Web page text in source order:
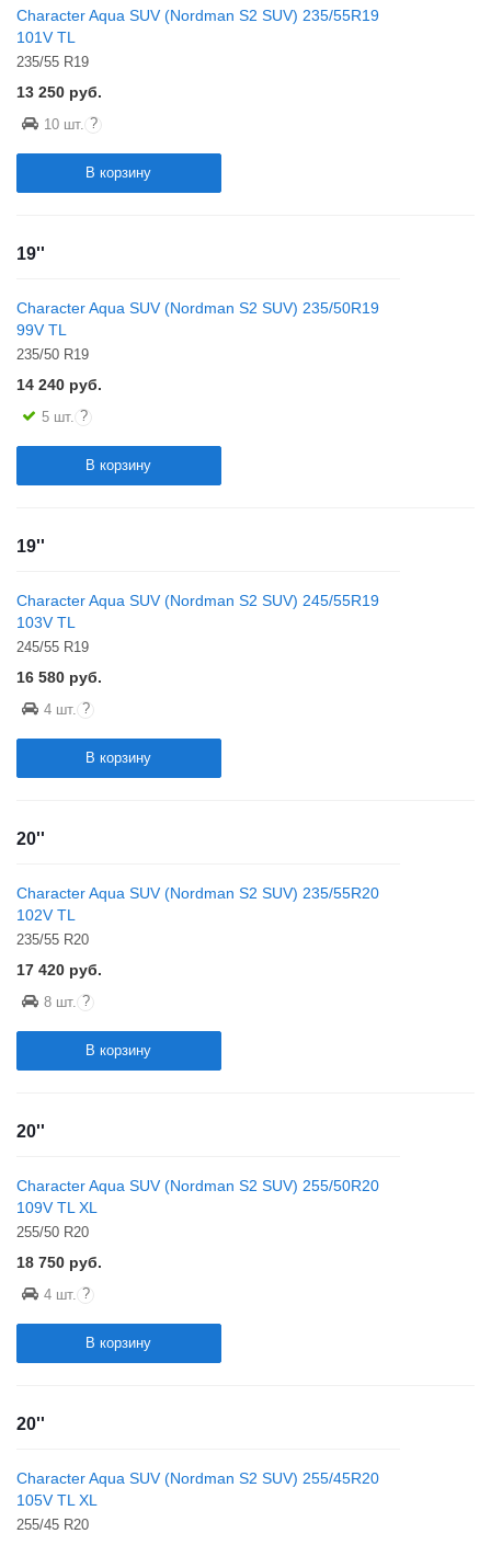
Character Aqua SUV (Nordman S2 SUV) 235/55R19
101V TL
235/55 R19
13 250 руб.
10 шт. ?
В корзину
19''
Character Aqua SUV (Nordman S2 SUV) 235/50R19
99V TL
235/50 R19
14 240 руб.
5 шт. ?
В корзину
19''
Character Aqua SUV (Nordman S2 SUV) 245/55R19
103V TL
245/55 R19
16 580 руб.
4 шт. ?
В корзину
20''
Character Aqua SUV (Nordman S2 SUV) 235/55R20
102V TL
235/55 R20
17 420 руб.
8 шт. ?
В корзину
20''
Character Aqua SUV (Nordman S2 SUV) 255/50R20
109V TL XL
255/50 R20
18 750 руб.
4 шт. ?
В корзину
20''
Character Aqua SUV (Nordman S2 SUV) 255/45R20
105V TL XL
255/45 R20